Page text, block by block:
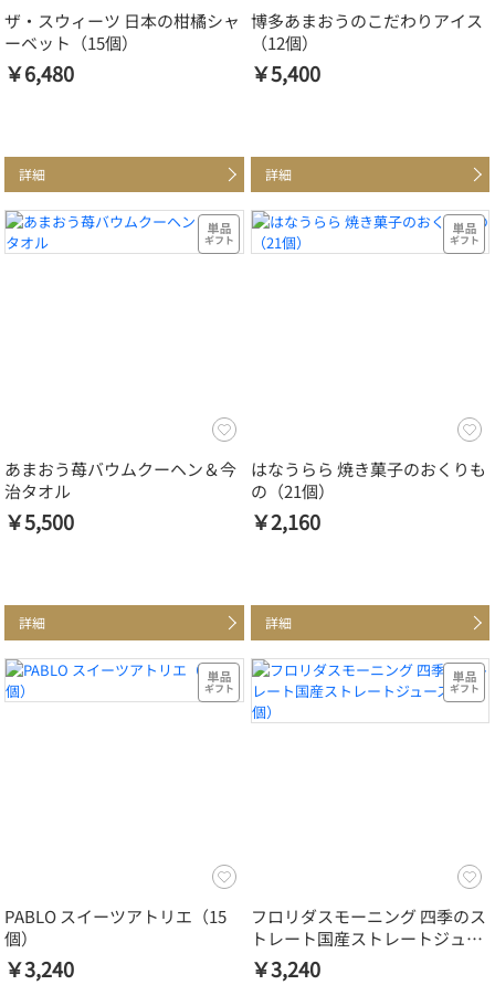
ザ・スウィーツ 日本の柑橘シャ
ーベット（15個）
￥6,480
詳細
博多あまおうのこだわりアイス
（12個）
￥5,400
詳細
あまおう苺バウムクーヘン＆今
治タオル
￥5,500
詳細
はなうらら 焼き菓子のおくりも
の（21個）
￥2,160
詳細
PABLO スイーツアトリエ（15
個）
￥3,240
フロリダスモーニング 四季のス
トレート国産ストレートジュー
ス（12個）
￥3,240